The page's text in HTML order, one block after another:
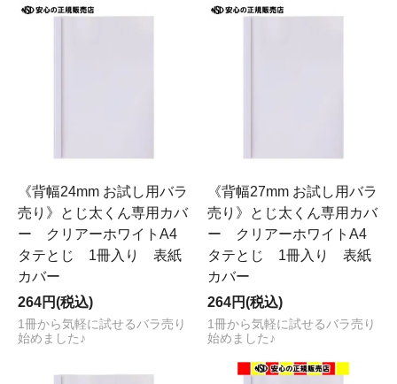
《背幅24mm お試し用バラ
売り》とじ太くん専用カバ
ー クリアーホワイトA4
タテとじ 1冊入り 表紙
カバー
264円(税込)
1冊から気軽に試せるバラ売り
始めました♪
《背幅27mm お試し用バラ
売り》とじ太くん専用カバ
ー クリアーホワイトA4
タテとじ 1冊入り 表紙
カバー
264円(税込)
1冊から気軽に試せるバラ売り
始めました♪